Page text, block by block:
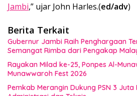
Jambi,” ujar John Harles.(ed/adv)
Berita Terkait
Gubernur Jambi Raih Penghargaan
Semangat Rimba dari Pengakap
Rayakan Milad ke-25, Ponpes Al-
Munawwaroh Fest 2026
Pemkab Merangin Dukung PSN 3